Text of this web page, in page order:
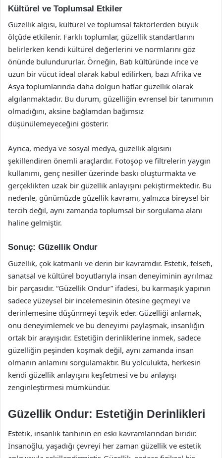
Kültürel ve Toplumsal Etkiler
Güzellik algısı, kültürel ve toplumsal faktörlerden büyük
ölçüde etkilenir. Farklı toplumlar, güzellik standartlarını
belirlerken kendi kültürel değerlerini ve normlarını göz
önünde bulundururlar. Örneğin, Batı kültüründe ince ve
uzun bir vücut ideal olarak kabul edilirken, bazı Afrika ve
Asya toplumlarında daha dolgun hatlar güzellik olarak
algılanmaktadır. Bu durum, güzelliğin evrensel bir tanımının
olmadığını, aksine bağlamdan bağımsız
düşünülemeyeceğini gösterir.
Ayrıca, medya ve sosyal medya, güzellik algısını
şekillendiren önemli araçlardır. Fotoşop ve filtrelerin yaygın
kullanımı, genç nesiller üzerinde baskı oluşturmakta ve
gerçeklikten uzak bir güzellik anlayışını pekiştirmektedir. Bu
nedenle, günümüzde güzellik kavramı, yalnızca bireysel bir
tercih değil, aynı zamanda toplumsal bir sorgulama alanı
haline gelmiştir.
Sonuç: Güzellik Ondur
Güzellik, çok katmanlı ve derin bir kavramdır. Estetik, felsefi,
sanatsal ve kültürel boyutlarıyla insan deneyiminin ayrılmaz
bir parçasıdır. “Güzellik Ondur” ifadesi, bu karmaşık yapının
sadece yüzeysel bir incelemesinin ötesine geçmeyi ve
derinlemesine düşünmeyi teşvik eder. Güzelliği anlamak,
onu deneyimlemek ve bu deneyimi paylaşmak, insanlığın
ortak bir arayışıdır. Estetiğin derinliklerine inmek, sadece
güzelliğin peşinden koşmak değil, aynı zamanda insan
olmanın anlamını sorgulamaktır. Bu yolculukta, herkesin
kendi güzellik anlayışını keşfetmesi ve bu anlayışı
zenginleştirmesi mümkündür.
Güzellik Ondur: Estetiğin Derinlikleri
Estetik, insanlık tarihinin en eski kavramlarından biridir.
İnsanoğlu, yaşadığı çevreyi her zaman güzellik ve estetik